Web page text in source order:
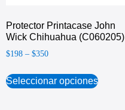
Protector Printacase John
Wick Chihuahua (C060205)
$198 – $350
Seleccionar opciones